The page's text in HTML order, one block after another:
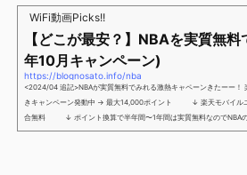
解】を用意しました。ポケットWiFiのヘビーユーザー視点で「90％
のなので、「多...
WiFi動画Picks!!
【どこが最安？】NBAを実質無
年10月キャンペーン)
https://blognosato.info/nba
<2024/04 追記>NBAが実質無料でみれる激熱キャペーンきたーー！
きキャンペーン発動中 → 最大14,000ポイント ↓ 楽天モバイルユ
合無料 ↓ ポイント換算で半年間〜1年間は実質無料なのでNBAの
NBAを見る方法」が「楽天モバイルを契約すること」というもはや